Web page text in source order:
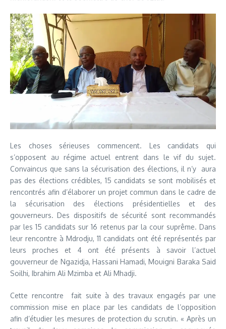
Les choses sérieuses commencent. Les candidats qui
s’opposent au régime actuel entrent dans le vif du sujet.
Convaincus que sans la sécurisation des élections, il n’y aura
pas des élections crédibles, 15 candidats se sont mobilisés et
rencontrés afin d’élaborer un projet commun dans le cadre de
la sécurisation des élections présidentielles et des
gouverneurs. Des dispositifs de sécurité sont recommandés
par les 15 candidats sur 16 retenus par la cour suprême. Dans
leur rencontre à Mdrodju, 11 candidats ont été représentés par
leurs proches et 4 ont été présents à savoir l’actuel
gouverneur de Ngazidja, Hassani Hamadi, Mouigni Baraka Said
Soilhi, Ibrahim Ali Mzimba et Ali Mhadji.
Cette rencontre fait suite à des travaux engagés par une
commission mise en place par les candidats de l’opposition
afin d’étudier les mesures de protection du scrutin. « Après un